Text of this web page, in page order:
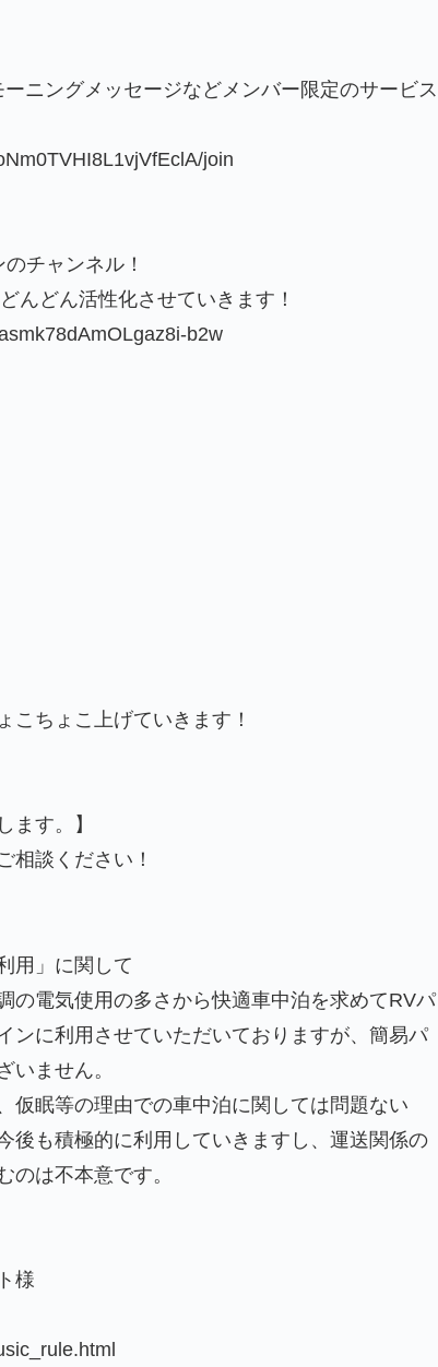
ニングメッセージなどメンバー限定のサービス
join
チャンネル！
んどん活性化させていきます！
b2w
こちょこ上げていきます！
ます。】
相談ください！
用」に関して
の電気使用の多さから快適車中泊を求めてRVパ
ンに利用させていただいておりますが、簡易パ
いません。
仮眠等の理由での車中泊に関しては問題ない
後も積極的に利用していきますし、運送関係の
のは不本意です。
様